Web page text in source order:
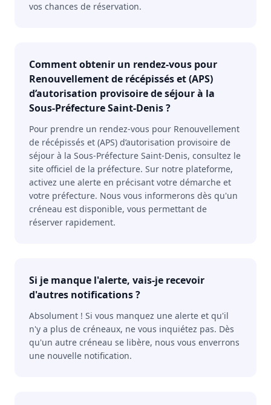
vos chances de réservation.
Comment obtenir un rendez-vous pour
Renouvellement de récépissés et (APS)
d’autorisation provisoire de séjour à la
Sous-Préfecture Saint-Denis ?
Pour prendre un rendez-vous pour Renouvellement
de récépissés et (APS) d’autorisation provisoire de
séjour à la Sous-Préfecture Saint-Denis, consultez le
site officiel de la préfecture. Sur notre plateforme,
activez une alerte en précisant votre démarche et
votre préfecture. Nous vous informerons dès qu'un
créneau est disponible, vous permettant de
réserver rapidement.
Si je manque l'alerte, vais-je recevoir
d'autres notifications ?
Absolument ! Si vous manquez une alerte et qu'il
n'y a plus de créneaux, ne vous inquiétez pas. Dès
qu'un autre créneau se libère, nous vous enverrons
une nouvelle notification.